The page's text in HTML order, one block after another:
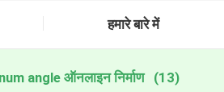
हमारे बारे में
angle ऑनलाइन निर्माण (13)